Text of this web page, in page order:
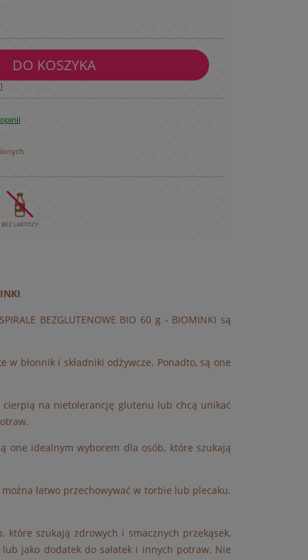
DO KOSZYKA
]
BEZGLUTENOWE BIO 60 g - BIOMINKI są
błonnik i składniki odżywcze. Ponadto, są one
cierpią na nietolerancję glutenu lub chcą unikać
one idealnym wyborem dla osób, które szukają
można łatwo przechowywać w torbie lub plecaku.
które szukają zdrowych i smacznych przekąsek,
jako dodatek do sałatek i innych potraw. Nie